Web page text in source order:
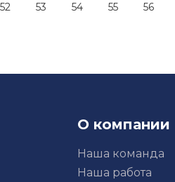
52 53 54 55 56
О компании
Наша команда
Наша работа